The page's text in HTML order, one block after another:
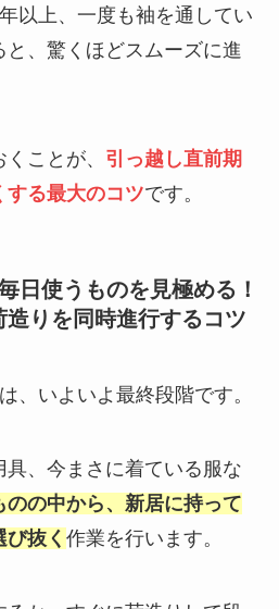
以上、一度も袖を通してい
、驚くほどスムーズに進
ことが、 引っ越し直前期
する最大のコツです。
日使うものを見極める！
りを同時進行するコツ
、いよいよ最終段階です。
、今まさに着ている服な
のの中から、新居に持って
抜く 作業を行います。